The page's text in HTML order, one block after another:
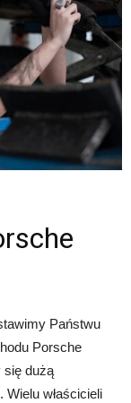
Państwu
Porsche
się dużą
Wielu właścicieli